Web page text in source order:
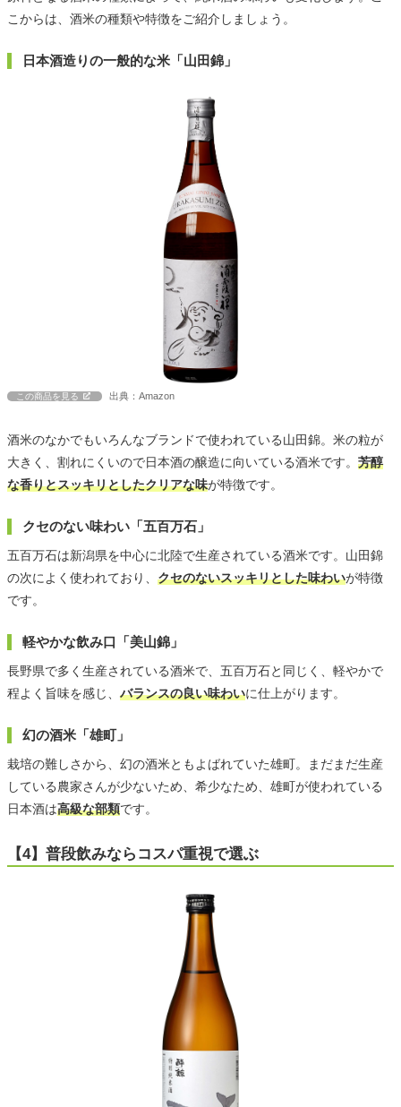
こからは、酒米の種類や特徴をご紹介しましょう。
日本酒造りの一般的な米「山田錦」
この商品を見る 出典：Amazon
酒米のなかでもいろんなブランドで使われている山田錦。米の粒が
大きく、割れにくいので日本酒の醸造に向いている酒米です。 芳醇
な香りとスッキリとしたクリアな味が特徴です。
クセのない味わい「五百万石」
五百万石は新潟県を中心に北陸で生産されている酒米です。山田錦
の次によく使われており、 クセのないスッキリとした味わいが特徴
です。
軽やかな飲み口「美山錦」
長野県で多く生産されている酒米で、五百万石と同じく、軽やかで
程よく旨味を感じ、 バランスの良い味わいに仕上がります。
幻の酒米「雄町」
栽培の難しさから、幻の酒米ともよばれていた雄町。まだまだ生産
している農家さんが少ないため、希少なため、雄町が使われている
日本酒は高級な部類です。
【4】普段飲みならコスパ重視で選ぶ